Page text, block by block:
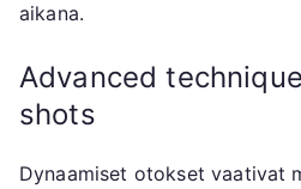
aikana.
Advanced
shots
Dynaamiset otokset vaativat